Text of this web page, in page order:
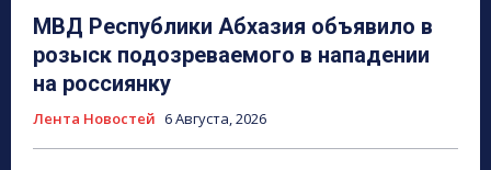
МВД Республики Абхазия объявило в
розыск подозреваемого в нападении
на россиянку
Лента Новостей 6 Августа, 2026